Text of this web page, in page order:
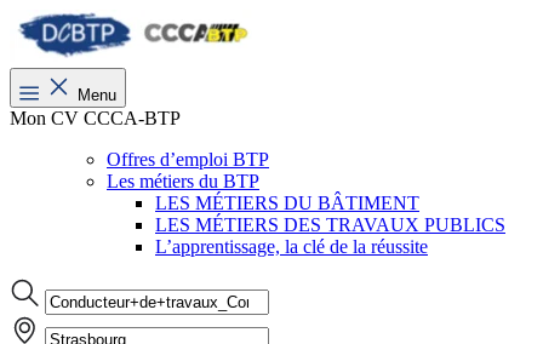
Menu
Mon CV CCCA-BTP
Offres d’emploi BTP
Les métiers du BTP
LES MÉTIERS DU BÂTIMENT
LES MÉTIERS DES TRAVAUX PUBLICS
L’apprentissage, la clé de la réussite